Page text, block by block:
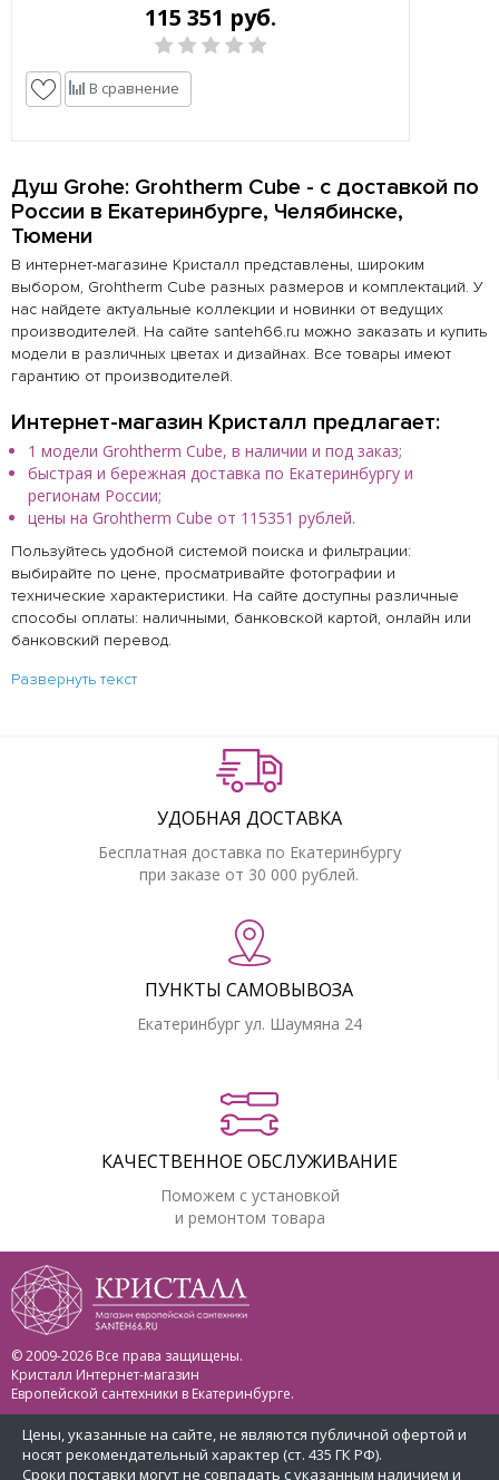
115 351 руб.
В сравнение
Душ Grohe: Grohtherm Cube - с доставкой по
России в Екатеринбурге, Челябинске,
Тюмени
В интернет-магазине Кристалл представлены, широким
выбором, Grohtherm Cube разных размеров и комплектаций. У
нас найдете актуальные коллекции и новинки от ведущих
производителей. На сайте santeh66.ru можно заказать и купить
модели в различных цветах и дизайнах. Все товары имеют
гарантию от производителей.
Интернет-магазин Кристалл предлагает:
1 модели Grohtherm Cube, в наличии и под заказ;
быстрая и бережная доставка по Екатеринбургу и
регионам России;
цены на Grohtherm Cube от 115351 рублей.
Пользуйтесь удобной системой поиска и фильтрации:
выбирайте по цене, просматривайте фотографии и
технические характеристики. На сайте доступны различные
способы оплаты: наличными, банковской картой, онлайн или
банковский перевод.
Развернуть текст
УДОБНАЯ ДОСТАВКА
Бесплатная доставка по Екатеринбургу
при заказе от 30 000 рублей.
ПУНКТЫ САМОВЫВОЗА
Екатеринбург ул. Шаумяна 24
КАЧЕСТВЕННОЕ ОБСЛУЖИВАНИЕ
Поможем с установкой
и ремонтом товара
© 2009-2026 Все права защищены.
Кристалл Интернет-магазин
Европейской сантехники в Екатеринбурге.
Цены, указанные на сайте, не являются публичной офертой и
носят рекомендательный характер (ст. 435 ГК РФ).
Сроки поставки могут не совпадать с указанным наличием и